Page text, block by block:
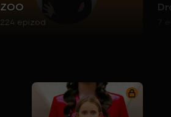
ZOO
224 epizod